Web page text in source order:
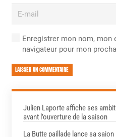
Enregistrer mon nom,
navigateur pour mon
LAISSER UN COMMENTAIRE
Julien Laporte affiche ses
avant l’ouverture de la saison
La Butte paillade lance sa saion